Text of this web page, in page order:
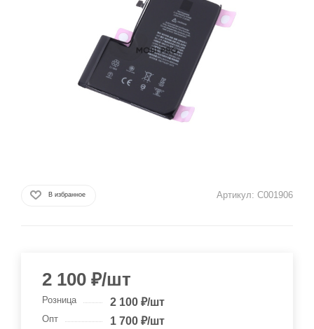
В избранное Артикул: C001906
2 100 ₽/шт
Розница 2 100 ₽/шт
Опт 1 700 ₽/шт